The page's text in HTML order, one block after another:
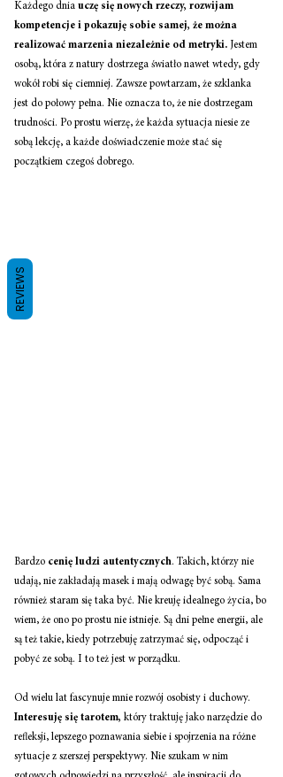
Każdego dnia uczę się nowych rzeczy, rozwijam
kompetencje i pokazuję sobie samej, że można
realizować marzenia niezależnie od metryki. Jestem
osobą, która z natury dostrzega światło nawet wtedy, gdy
wokół robi się ciemniej. Zawsze powtarzam, że szklanka
jest do połowy pełna. Nie oznacza to, że nie dostrzegam
trudności. Po prostu wierzę, że każda sytuacja niesie ze
sobą lekcję, a każde doświadczenie może stać się
początkiem czegoś dobrego.
Bardzo cenię ludzi autentycznych. Takich, którzy nie
udają, nie zakładają masek i mają odwagę być sobą. Sama
również staram się taka być. Nie kreuję idealnego życia, bo
wiem, że ono po prostu nie istnieje. Są dni pełne energii, ale
są też takie, kiedy potrzebuję zatrzymać się, odpocząć i
pobyć ze sobą. I to też jest w porządku.
Od wielu lat fascynuje mnie rozwój osobisty i duchowy.
Interesuję się tarotem, który traktuję jako narzędzie do
refleksji, lepszego poznawania siebie i spojrzenia na różne
sytuacje z szerszej perspektywy. Nie szukam w nim
REVIEWS